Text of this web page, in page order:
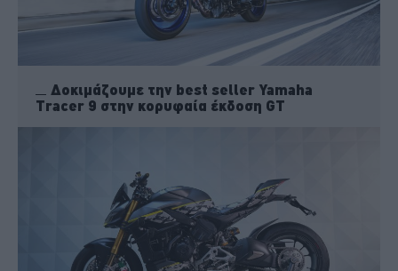
Δοκιμάζουμε την best seller Yamaha
Tracer 9 στην κορυφαία έκδοση GT